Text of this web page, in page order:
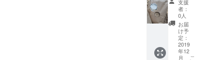
い。
袋の裏
にある
表示ラ
ベルの
販売者
の住所
が広島
川県の
個人商
店名義
での発
送とな
りま
す。 企
消費
税、送
料込み
◎ご了
承いた
だきた
い点◎
ラム 宮
崎県綾
町産。
農薬や
除草
剤、化
学肥
支援
者：
0人
お届
け予
定：
2019
年12
月
こ